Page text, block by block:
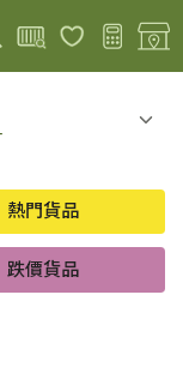
莉香米 5公斤
熱門貨品
跌價貨品